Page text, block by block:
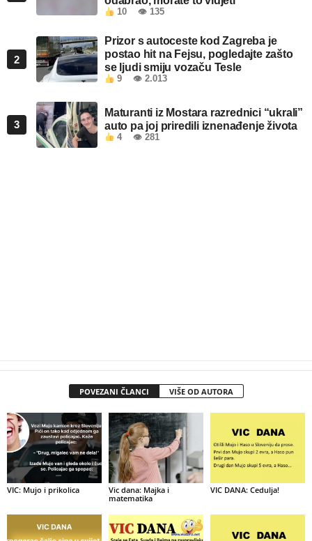
10 👁 135
2
Prizor s autoceste kod Zagreba je
postao hit na Fejsu, pogledajte zašto
se ljudi smiju vozaču Tesle
9 👁 2.013
3
Maturanti iz Mostara razrednici “ukrali”
auto pa joj priredili iznenađenje života
4 👁 281
POVEZANI ČLANCI VIŠE OD AUTORA
VIC: Mujo i prikolica
Vic dana: Majka i
matematika
VIC DANA: Cedulja!